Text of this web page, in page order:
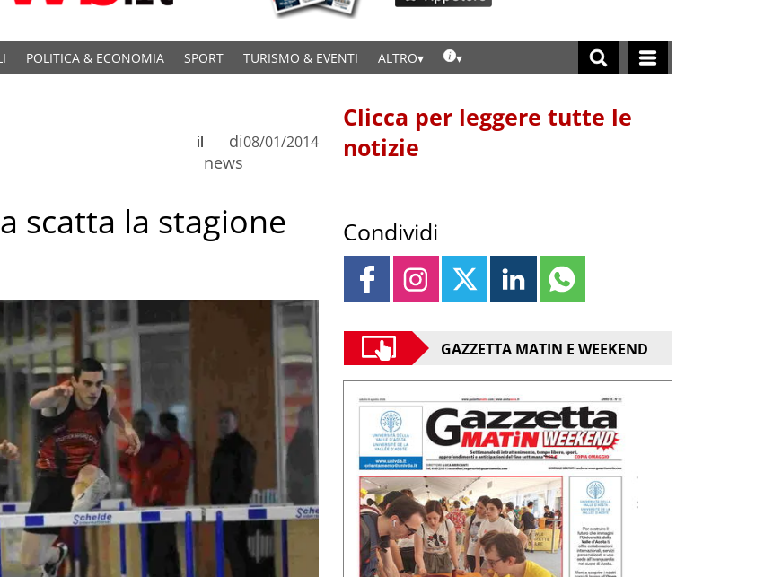
POLITICA & ECONOMIA SPORT TURISMO & EVENTI ALTRO
di
news
il 08/01/2014
scatta la stagione
Clicca per leggere tutte le
notizie
Condividi
GAZZETTA MATIN E WEEKEND